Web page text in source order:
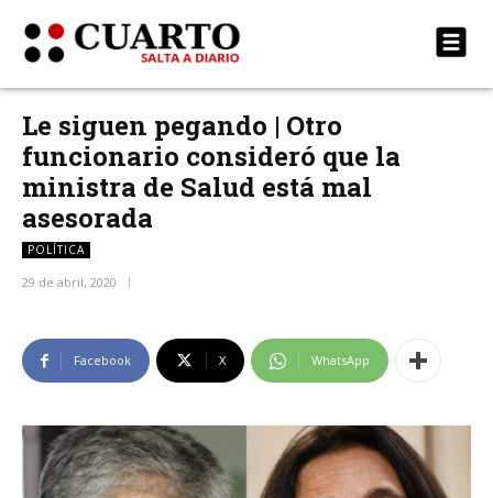
Le siguen pegando | Otro
funcionario consideró que la
ministra de Salud está mal
asesorada
POLÍTICA
29 de abril, 2020
Facebook X WhatsApp